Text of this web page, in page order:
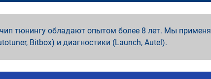
тюнингу обладают опытом более 8 лет. Мы
Bitbox) и диагностики (Launch, Autel).